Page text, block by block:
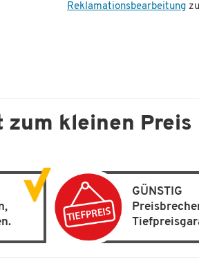
Reklamationsbearbeitung
zum kleinen Preis
GÜNSTIG